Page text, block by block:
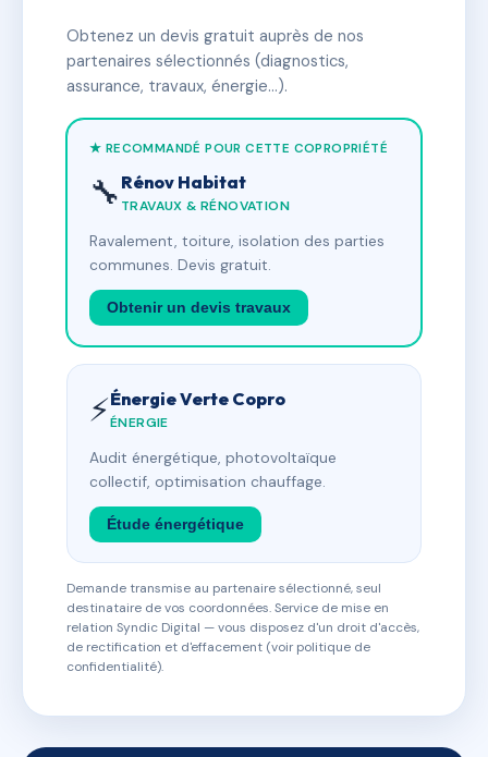
Obtenez un devis gratuit auprès de nos
partenaires sélectionnés (diagnostics,
assurance, travaux, énergie…).
★ RECOMMANDÉ POUR CETTE COPROPRIÉTÉ
🔧 Rénov Habitat
TRAVAUX & RÉNOVATION
Ravalement, toiture, isolation des parties
communes. Devis gratuit.
Obtenir un devis travaux
⚡Énergie Verte Copro
ÉNERGIE
Audit énergétique, photovoltaïque
collectif, optimisation chauffage.
Étude énergétique
Demande transmise au partenaire sélectionné, seul
destinataire de vos coordonnées. Service de mise en
relation Syndic Digital — vous disposez d'un droit d'accès,
de rectification et d'effacement (voir politique de
confidentialité).